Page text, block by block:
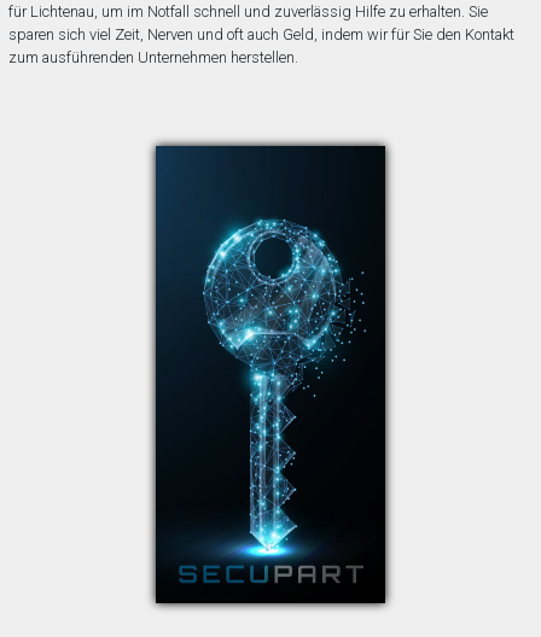
für Lichtenau, um im Notfall schnell und zuverlässig Hilfe zu erhalten. Sie
sparen sich viel Zeit, Nerven und oft auch Geld, indem wir für Sie den Kontakt
zum ausführenden Unternehmen herstellen.